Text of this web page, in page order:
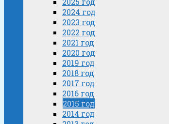
2024 год
2023 год
2022 год
2021 год
2020 год
2019 год
2018 год
2017 год
2016 год
2015 год
2014 год